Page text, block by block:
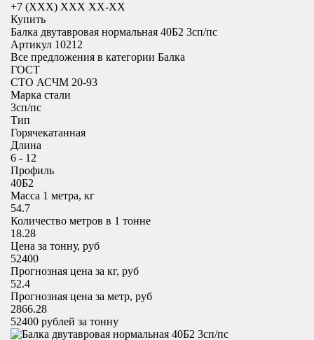
+7 (XXX) ХХХ ХХ-ХХ
Купить
Балка двутавровая нормальная 40Б2 3сп/пс
Артикул 10212
Все предложения в категории Балка
ГОСТ
СТО АСЧМ 20-93
Марка стали
3сп/пс
Тип
Горячекатанная
Длина
6 - 12
Профиль
40Б2
Масса 1 метра, кг
54.7
Количество метров в 1 тонне
18.28
Цена за тонну, руб
52400
Прогнозная цена за кг, руб
52.4
Прогнозная цена за метр, руб
2866.28
52400 рублей за тонну